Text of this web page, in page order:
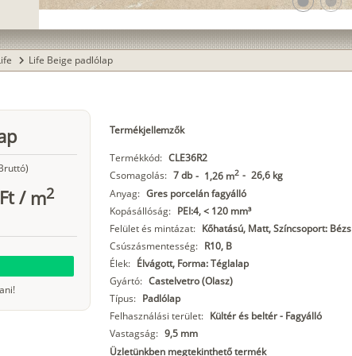
chevron_right Life Beige padlólap
/ m2
Termékjellemzők
Termékkód: CLE36R2
Csomagolás: 7 db - 1,26 m2 - 26,6 kg
Anyag: Gres porcelán fagyálló
Kopásállóság: PEI:4, < 120 mm³
Felület és mintázat: Kőhatású, Matt, Színcsoport: Bézs
Csúszásmentesség: R10, B
Élek: Élvágott, Forma: Téglalap
Gyártó: Castelvetro (Olasz)
Típus: Padlólap
Felhasználási terület: Kültér és beltér - Fagyálló
Vastagság: 9,5 mm
Üzletünkben megtekinthető termék